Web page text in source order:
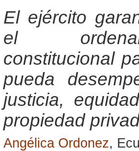
El ejército
el
constitucional
pueda
justicia,
propiedad
Angélica Ordonez,